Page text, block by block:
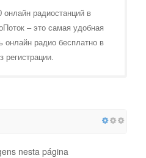
радиостанций в
– это самая удобная
онлайн радио бесплатно в
регистрации.
nesta página